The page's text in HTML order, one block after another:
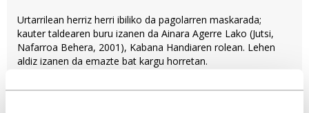
Urtarrilean herriz herri ibiliko da pagolarren maskarada;
kauter taldearen buru izanen da Ainara Agerre Lako (Jutsi,
Nafarroa Behera, 2001), Kabana Handiaren rolean. Lehen
aldiz izanen da emazte bat kargu horretan.
Musika, dantza eta antzerkia Gazteak